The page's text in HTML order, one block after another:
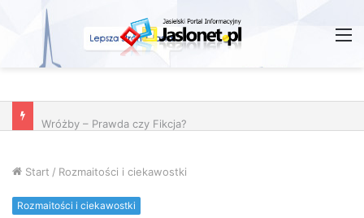
Start / Rozmaitości i ciekawostki
Rozmaitości i ciekawostki